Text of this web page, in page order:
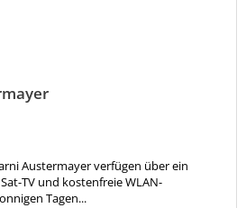
Austermayer verfügen über ein
TV und kostenfreie WLAN-
Tagen...